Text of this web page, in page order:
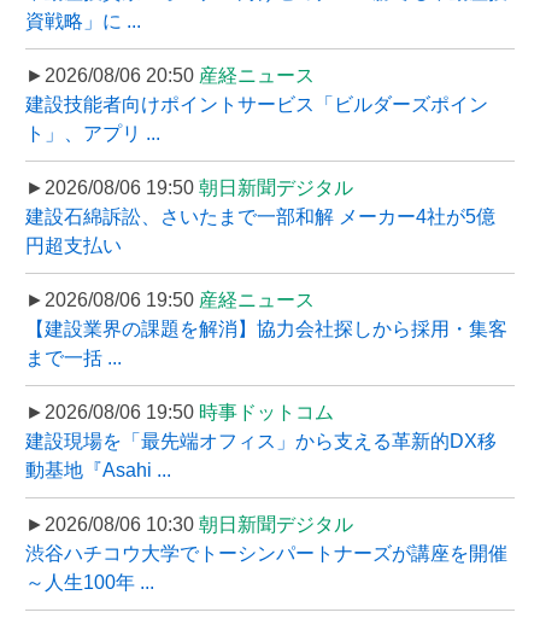
資戦略」に ...
►2026/08/06 20:50 産経ニュース
建設技能者向けポイントサービス「ビルダーズポイン
ト」、アプリ ...
►2026/08/06 19:50 朝日新聞デジタル
建設石綿訴訟、さいたまで一部和解 メーカー4社が5億
円超支払い
►2026/08/06 19:50 産経ニュース
【建設業界の課題を解消】協力会社探しから採用・集客
まで一括 ...
►2026/08/06 19:50 時事ドットコム
建設現場を「最先端オフィス」から支える革新的DX移
動基地『Asahi ...
►2026/08/06 10:30 朝日新聞デジタル
渋谷ハチコウ大学でトーシンパートナーズが講座を開催
～人生100年 ...